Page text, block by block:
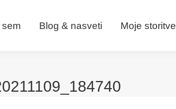
Blog & nasveti Moje storitve